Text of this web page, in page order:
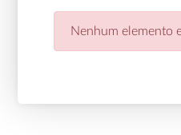
Nenhum elemento